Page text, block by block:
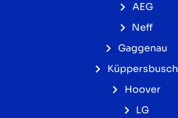
AEG
Neff
Gaggenau
Küppersbusch
Hoover
LG